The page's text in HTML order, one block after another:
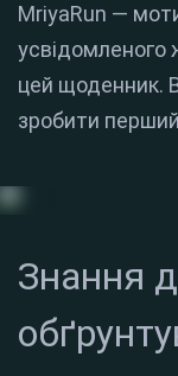
MriyaRun —
цей щоденник.
зробити
Знання